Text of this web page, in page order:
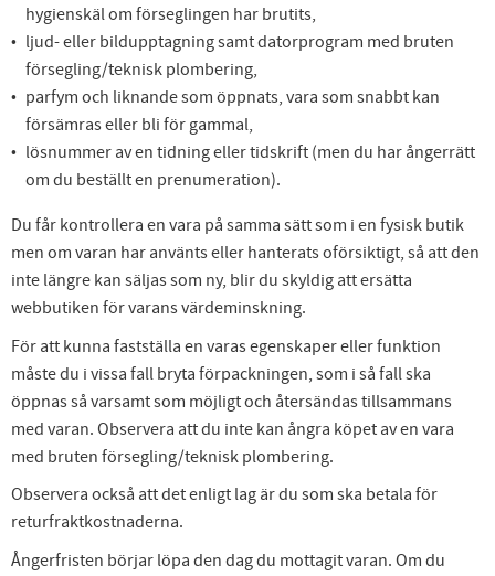
hygienskäl om förseglingen har brutits,
ljud- eller bildupptagning samt datorprogram med bruten
försegling/teknisk plombering,
parfym och liknande som öppnats, vara som snabbt kan
försämras eller bli för gammal,
lösnummer av en tidning eller tidskrift (men du har ångerrätt
om du beställt en prenumeration).
Du får kontrollera en vara på samma sätt som i en fysisk butik
men om varan har använts eller hanterats oförsiktigt, så att den
inte längre kan säljas som ny, blir du skyldig att ersätta
webbutiken för varans värdeminskning.
För att kunna fastställa en varas egenskaper eller funktion
måste du i vissa fall bryta förpackningen, som i så fall ska
öppnas så varsamt som möjligt och återsändas tillsammans
med varan. Observera att du inte kan ångra köpet av en vara
med bruten försegling/teknisk plombering.
Observera också att det enligt lag är du som ska betala för
returfraktkostnaderna.
Ångerfristen börjar löpa den dag du mottagit varan. Om du